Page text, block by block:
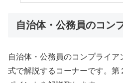
自治体・公務員のコン
自治体・公務員のコンプライ
式で解説するコーナーです。